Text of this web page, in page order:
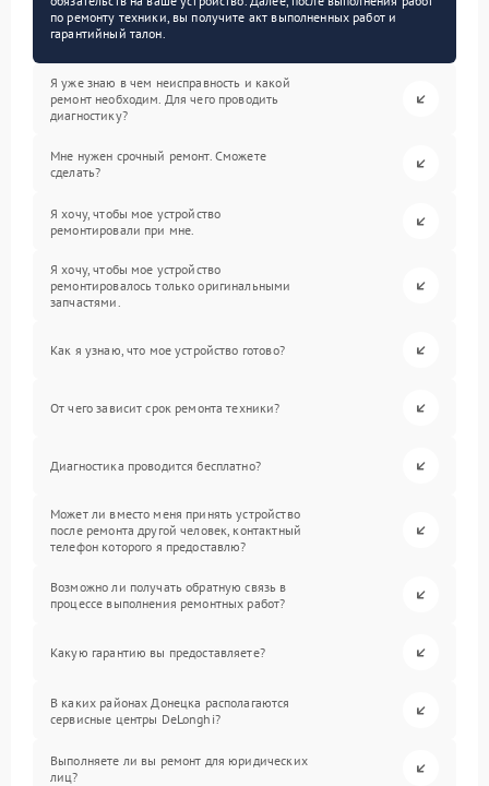
по ремонту техники, вы получите акт выполненных работ и
гарантийный талон.
Я уже знаю в чем неисправность и какой
ремонт необходим. Для чего проводить
диагностику?
Мне нужен срочный ремонт. Сможете
сделать?
Я хочу, чтобы мое устройство
ремонтировали при мне.
Я хочу, чтобы мое устройство
ремонтировалось только оригинальными
запчастями.
Как я узнаю, что мое устройство готово?
От чего зависит срок ремонта техники?
Диагностика проводится бесплатно?
Может ли вместо меня принять устройство
после ремонта другой человек, контактный
телефон которого я предоставлю?
Возможно ли получать обратную связь в
процессе выполнения ремонтных работ?
Какую гарантию вы предоставляете?
В каких районах Донецка располагаются
сервисные центры DeLonghi?
Выполняете ли вы ремонт для юридических
лиц?